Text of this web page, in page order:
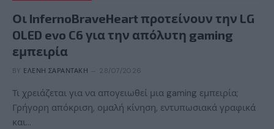
Οι InfernoBraveHeart προτείνουν την LG
OLED evo C6 για την απόλυτη gaming
εμπειρία
BY ΕΛΈΝΗ ΣΑΡΑΝΤΆΚΗ 28/07/2026
Τι χρειάζεται για να απογειωθεί μια gaming εμπειρία;
Γρήγορη απόκριση, ομαλή κίνηση, εντυπωσιακά γραφικά
και…